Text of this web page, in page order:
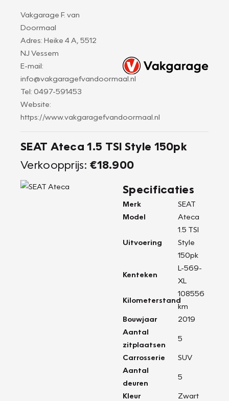
Vakgarage F. van
Doormaal
Adres: Heike 4 A, 5512
NJ Vessem
E-mail:
info@vakgaragefvandoormaal.nl
Tel: 0497-591453
Website:
https://www.vakgaragefvandoormaal.nl
SEAT Ateca 1.5 TSI Style 150pk
Verkoopprijs: €18.900
Specificaties
Merk
SEAT
Model
Ateca
Uitvoering
1.5 TSI
Style
150pk
Kenteken
L-569-
XL
Kilometerstand
108556
km
Bouwjaar
2019
Aantal
zitplaatsen
5
Carrosserie
SUV
Aantal
deuren
5
Kleur
Zwart